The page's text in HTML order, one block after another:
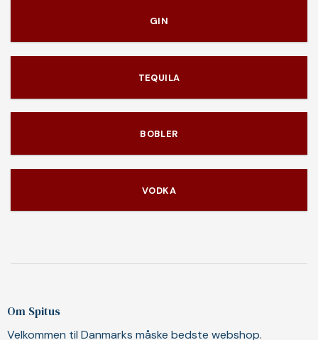
GIN
TEQUILA
BOBLER
VODKA
Om Spitus
Velkommen til Danmarks måske bedste webshop.